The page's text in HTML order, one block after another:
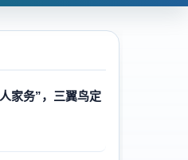
家务”，三翼鸟定